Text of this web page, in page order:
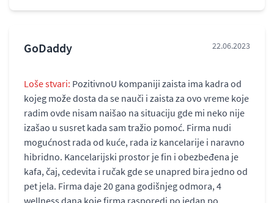
GoDaddy 22.06.2023
Loše stvari: PozitivnoU kompaniji zaista ima kadra od
kojeg može dosta da se nauči i zaista za ovo vreme koje
radim ovde nisam naišao na situaciju gde mi neko nije
izašao u susret kada sam tražio pomoć. Firma nudi
mogućnost rada od kuće, rada iz kancelarije i naravno
hibridno. Kancelarijski prostor je fin i obezbeđena je
kafa, čaj, cedevita i ručak gde se unapred bira jedno od
pet jela. Firma daje 20 gana godišnjeg odmora, 4
wellness dana koje firma rasporedi po jedan po